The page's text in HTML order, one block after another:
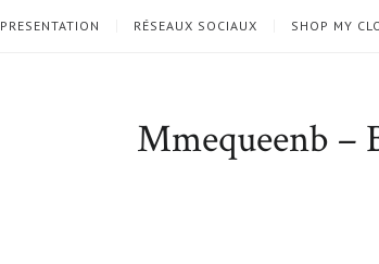
PRESENTATION RÉSEAUX SOCIAUX SHOP MY
Mmequeenb